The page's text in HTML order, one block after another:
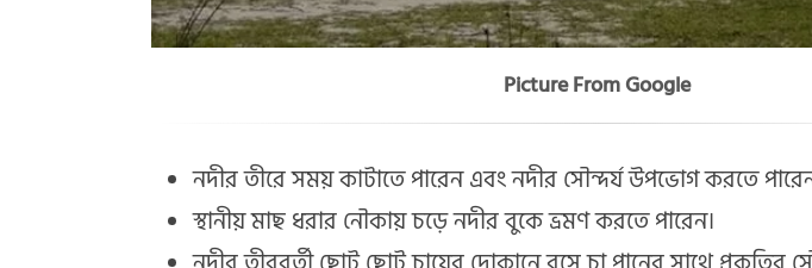
Picture From Google
নদীর তীরে সময় কাটাতে পারেন এবং নদীর সৌন্দর্য উপভোগ করতে
স্থানীয় মাছ ধরার নৌকায় চড়ে নদীর বুকে ভ্রমণ করতে পারেন।